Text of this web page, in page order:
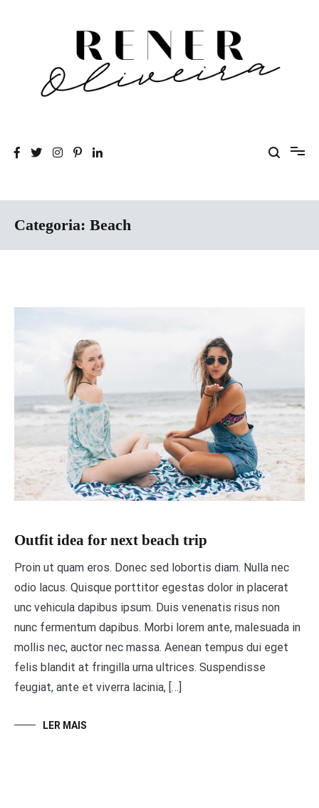
Categoria: Beach
Outfit idea for next beach trip
Proin ut quam eros. Donec sed lobortis diam. Nulla nec
odio lacus. Quisque porttitor egestas dolor in placerat
unc vehicula dapibus ipsum. Duis venenatis risus non
nunc fermentum dapibus. Morbi lorem ante, malesuada in
mollis nec, auctor nec massa. Aenean tempus dui eget
felis blandit at fringilla urna ultrices. Suspendisse
feugiat, ante et viverra lacinia, […]
LER MAIS